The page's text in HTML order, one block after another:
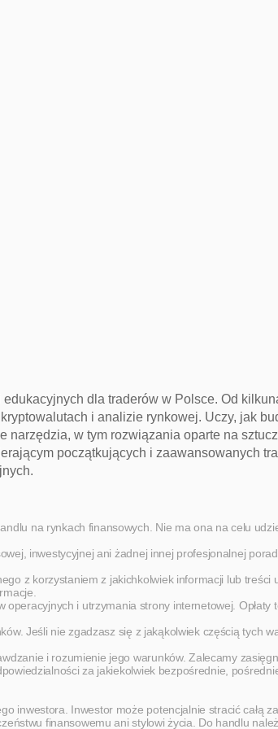
dla traderów w Polsce. Od
i analizie rynkowej. Uczy, jak
narzędzia, w tym rozwiązania oparte na
początkujących i zaawansowanych
na rynkach finansowych. Nie ma ona na celu
inwestycyjnej ani żadnej innej profesjonalnej
z korzystaniem z jakichkolwiek informacji lub treści
i utrzymania strony internetowej. Opłaty
Jeśli nie zgadzasz się z jakąkolwiek częścią tych
i rozumienie jego warunków. Zalecamy
za jakiekolwiek bezpośrednie,
inwestora. Inwestor może potencjalnie stracić całą
finansowemu ani stylowi życia. Do handlu